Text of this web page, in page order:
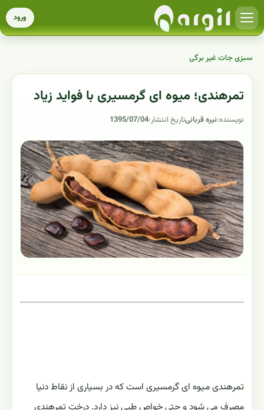
ورود
سبزی جات غیر برگی
تمرهندی؛ میوه ای گرمسیری با فواید زیاد
نویسنده:نیره قربانیتاریخ انتشار:1395/07/04
تمرهندی میوه ای گرمسیری است که در بسیاری از نقاط دنیا
مصرف می شود و حتی خواص طبی نیز دارد. درخت تمرهندی